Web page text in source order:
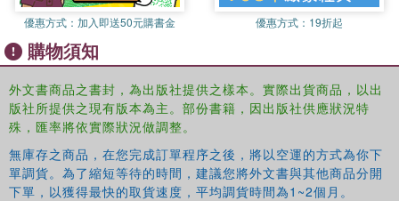
優惠方式： 加入即送50元購書金 優惠方式： 19折起
購物須知
外文書商品之書封，為出版社提供之樣本。實際出貨商品，以出
版社所提供之現有版本為主。部份書籍，因出版社供應狀況特
殊，匯率將依實際狀況做調整。
無庫存之商品，在您完成訂單程序之後，將以空運的方式為你下
單調貨。為了縮短等待的時間，建議您將外文書與其他商品分開
下單，以獲得最快的取貨速度，平均調貨時間為1~2個月。